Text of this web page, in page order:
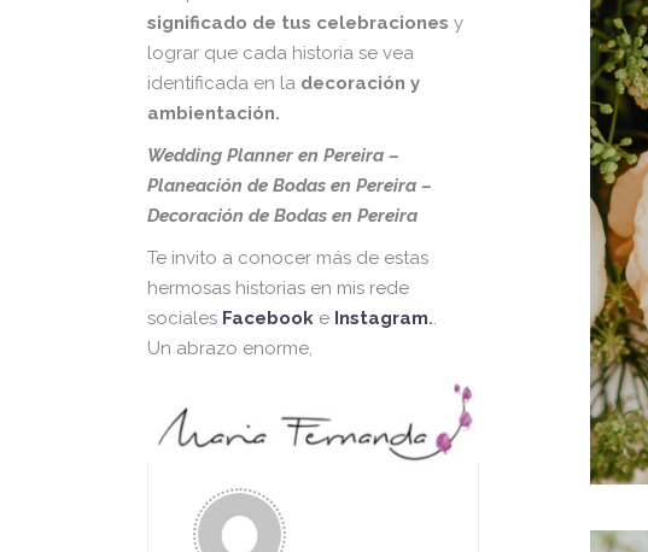
significado de tus celebraciones y
lograr que cada historia se vea
identificada en la decoración y
ambientación.
Wedding Planner en Pereira –
Planeación de Bodas en Pereira –
Decoración de Bodas en Pereira
Te invito a conocer más de estas
hermosas historias en mis rede
sociales Facebook e Instagram..
Un abrazo enorme,